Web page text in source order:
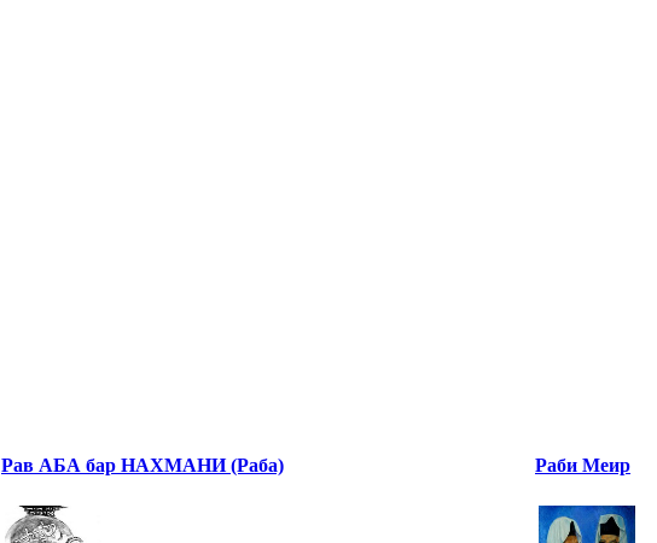
Рав АБА бар НАХМАНИ (Раба) Раби Меир